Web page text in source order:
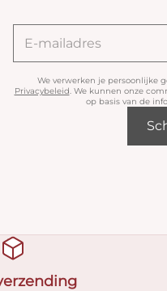
We verwerken je persoonlijke
Privacybeleid. We kunnen onze
op basis van de